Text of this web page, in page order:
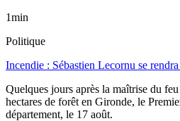
1min
Politique
Incendie : Sébastien Lecornu se
Quelques jours après la maîtrise du
hectares de forêt en Gironde, le
département, le 17 août.